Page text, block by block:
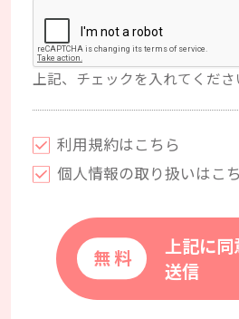
上記、チェックを入れてくださ
利用規約はこちら
個人情報の取り扱いはこ
上記に同
送信